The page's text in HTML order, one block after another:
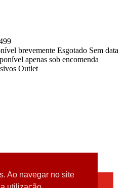
Ao navegar no site
brevemente Esgotado Sem data
apenas sob encomenda
Outlet